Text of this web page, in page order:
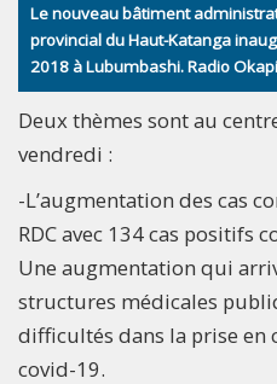
Le nouveau bâtiment
provincial du Haut-Katanga
2018 à Lubumbashi. Radio
Deux thèmes sont au
vendredi :
-L’augmentation des cas
RDC avec 134 cas positifs
Une augmentation qui
structures médicales
difficultés dans la prise en
covid-19.